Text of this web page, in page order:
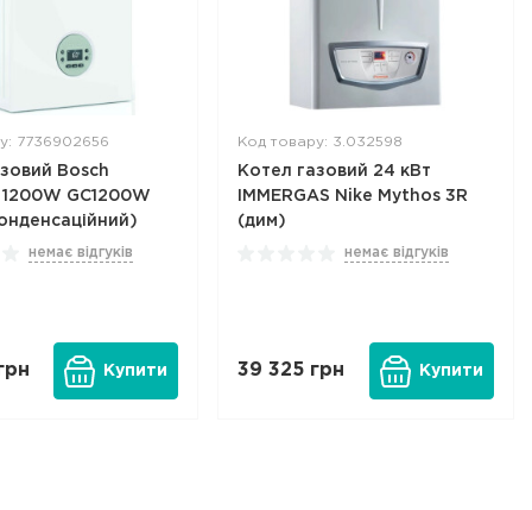
7736902656
Bosch
GC1200W
немає відгуків
Купити
Код товару: 3.032598
Котел газовий 24 кВт
IMMERGAS Nike Mythos 3R
(дим)
немає відгуків
39 325 грн Купити